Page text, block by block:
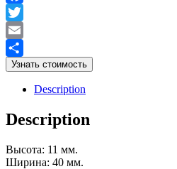
Facebook
Twitter
Email
Отправить
Узнать стоимость
Description
Description
Высота: 11 мм.
Ширина: 40 мм.